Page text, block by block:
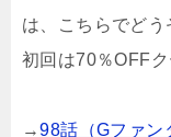
は、こちらでどう
初回は70％OFFク
→98話（Gファン